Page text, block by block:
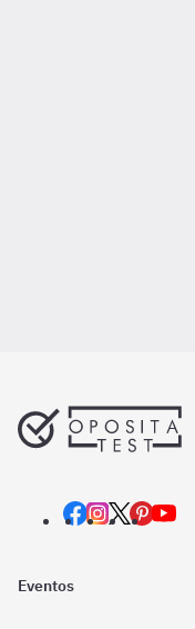
Eventos